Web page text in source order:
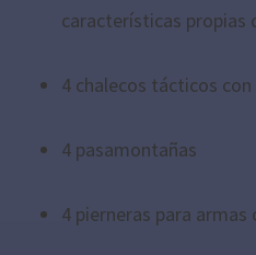
características propias
4 chalecos tácticos
4 pasamontañas
4 pierneras para armas